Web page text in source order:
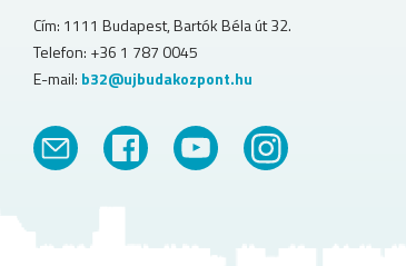
Cím: 1111 Budapest, Bartók Béla út 32.
Telefon: +36 1 787 0045
E-mail: b32@ujbudakozpont.hu